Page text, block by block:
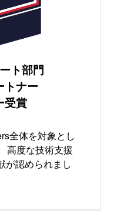
ト部門
トナー
受賞
全体を対象とし
高度な技術支援
が認められまし